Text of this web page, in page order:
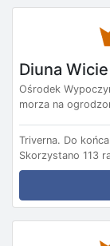
Diuna Wicie
Ośrodek
morza na
Triverna. Do
Skorzystano 113